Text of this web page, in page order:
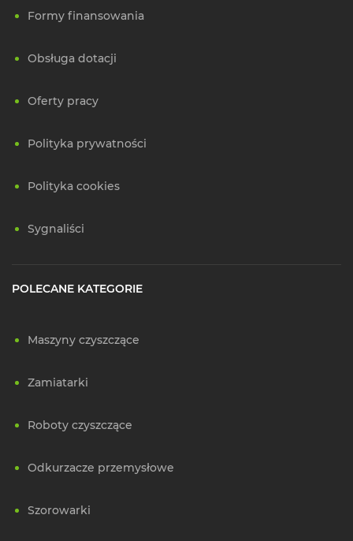
Formy finansowania
Obsługa dotacji
Oferty pracy
Polityka prywatności
Polityka cookies
Sygnaliści
POLECANE KATEGORIE
Maszyny czyszczące
Zamiatarki
Roboty czyszczące
Odkurzacze przemysłowe
Szorowarki